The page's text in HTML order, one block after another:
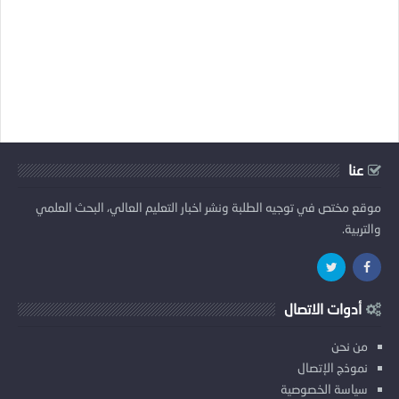
عنا
موقع مختص في توجيه الطلبة ونشر اخبار التعليم العالي، البحث العلمي
والتربية.
أدوات الاتصال
من نحن
نموذج الإتصال
سياسة الخصوصية